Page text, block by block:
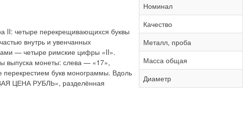
II: четыре перекрещивающихся буквы
внутрь и увенчанных
— четыре римские цифры «II».
выпуска монеты: слева — «17»,
букв монограммы. Вдоль
ЦЕНА РУБЛЬ», разделённая
Номинал
Качество
Металл, проба
Масса общая
Диаметр